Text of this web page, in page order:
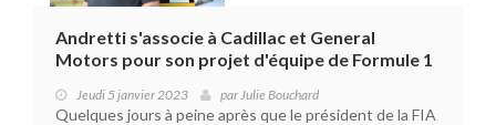
Andretti s'associe à Cadillac et General
Motors pour son projet d'équipe de Formule 1
Jeudi 5 janvier 2023 parJulie Bouchard
Quelques jours à peine après que le président de la FIA